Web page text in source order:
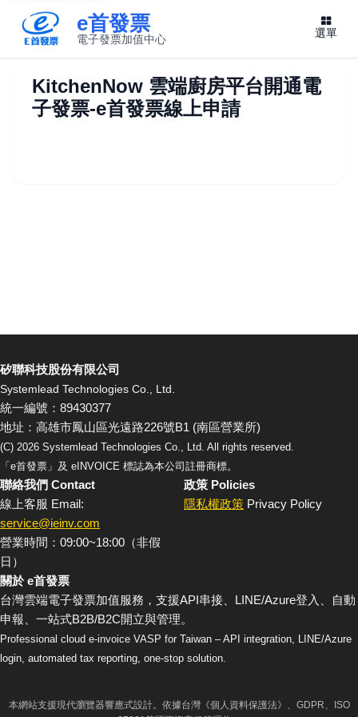
e首發票
電子發票加值中心 選單
KitchenNow 雲端廚房平台開通電
子發票-e首發票線上申請
矽聯科技股份有限公司
Systemlead Technologies Co., Ltd.
統一編號：89430377
地址：高雄市鳳山區光遠路226號B1 (南區營業所)
(C) 2026 Systemlead Technologies Co., Ltd. All rights reserved.
「e首發票」及 eINVOICE 標誌為本公司註冊商標。
聯絡我們 Contact
線上客服 Email:
service@ieinv.com
營業時間：09:00~18:00（非假
日）
政策 Policies
隱私權政策 Privacy Policy
關於 e首發票
台灣雲端電子發票加值服務，支援API串接、LINE/Azure登入、自動
申報、一站式B2B/B2C開立與管理。
Professional cloud e-invoice VASP for Taiwan – API integration, LINE/Azure
login, automated tax reporting, one-stop solution.
本網站支援現代瀏覽器響應式設計。依據台灣《個人資料保護法》、GDPR、ISO